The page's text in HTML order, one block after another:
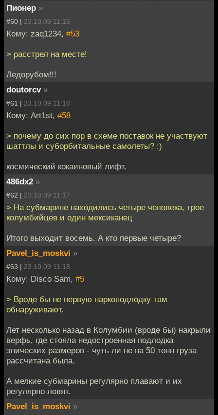
Пионер »
#60 | 23.10.09 11:15
Кому: zaq1234, #53
> расстрел на месте!
Ледорубом!!!
doutorcv »
#61 | 23.10.09 11:16
Кому: Art1st, #58
> почему до сих пор в схеме поставок не участвуют
шаттлы и суборбитальные самолеты? :)
космический кокаиновый лифт.
486dx2 »
#62 | 23.10.09 11:17
> На субмарине находились четыре человека, трое
колумбийцев и один мексиканец
Итого выходит восемь. А кто первые четыре?
Pavel_is_moskvi »
#63 | 23.10.09 11:18
Кому: Disco Sam, #5
> Вроде бы не первую наркоподлодку там
обнаруживают.
Лет несколько назад в Колумбии (вроде бы) накрыли
верфь, где стояла недостроенная подлодка
эпических размеров - чуть ли не на 50 тонн груза
рассчитана была.
А мелкие субмарины регулярно плавают и их
регулярно ловят.
Pavel_is_moskvi »